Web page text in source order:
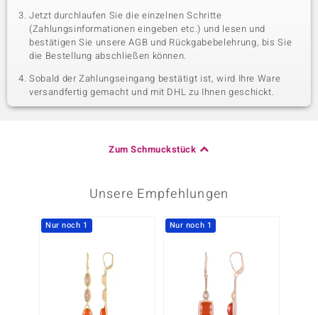
Jetzt durchlaufen Sie die einzelnen Schritte
(Zahlungsinformationen eingeben etc.) und lesen und
bestätigen Sie unsere AGB und Rückgabebelehrung, bis Sie
die Bestellung abschließen können.
Sobald der Zahlungseingang bestätigt ist, wird Ihre Ware
versandfertig gemacht und mit DHL zu Ihnen geschickt.
Zum Schmuckstück
Unsere Empfehlungen
Nur noch 1 Nur noch 1